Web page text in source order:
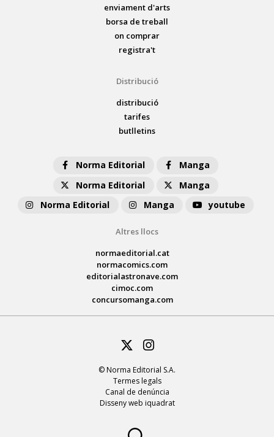
enviament d'arts
borsa de treball
on comprar
registra't
Distribució
distribució
tarifes
butlletins
Norma Editorial
Manga
Norma Editorial
Manga
Norma Editorial
Manga youtube
Altres llocs
normaeditorial.cat
normacomics.com
editorialastronave.com
cimoc.com
concursomanga.com
© Norma Editorial S.A.
Termes legals
Canal de denúncia
Disseny web iquadrat
Twitter
Instagram